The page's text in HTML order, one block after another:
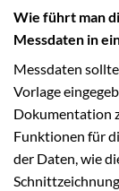
Wie führt man
Messdaten in
Messdaten
Vorlage
Dokumentation
Funktionen für
der Daten, wie